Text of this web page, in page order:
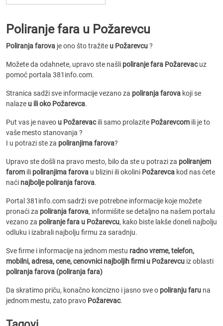
Poliranje fara u Požarevcu
Poliranja farova je ono što tražite u Požarevcu?
Možete da odahnete, upravo ste našli poliranje fara Požarevacuz
pomoć portala 381info.com.
Stranica sadži sve informacije vezano za poliranja farova koji se
nalaze u ili oko Požarevca.
Put vas je naveo u Požarevacili samo prolazite Požarevcom ili je to
vaše mesto stanovanja ?
I u potrazi ste za poliranjima farova?
Upravo ste došli na pravo mesto, bilo da ste u potrazi za poliranjem
farom ili poliranjima farova u blizini ili okolini Požarevca kod nas ćete
naći najbolje poliranja farova.
Portal 381info.com sadrži sve potrebne informacije koje možete
pronaći za poliranja farova, informišite se detaljno na našem portalu
vezano za poliranje fara u Požarevcu, kako biste lakše doneli najbolju
odluku i izabrali najbolju firmu za saradnju.
Sve firme i informacije na jednom mestu radno vreme, telefon,
mobilni, adresa, cene, cenovnici najboljih firmi u Požarevcu iz oblasti
poliranja farova (poliranja fara)
Da skratimo priču, konačno koncizno i jasno sve o poliranju faru na
jednom mestu, zato pravo Požarevac.